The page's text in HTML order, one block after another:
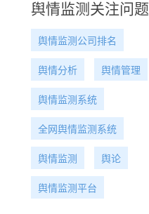
舆情监测关注问题
舆情监测公司排名
舆情分析 舆情管理
舆情监测系统
全网舆情监测系统
舆情监测 舆论
舆情监测平台